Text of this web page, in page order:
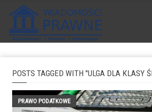
POSTS TAGGED WITH "ULGA DLA KLASY
PRAWO PODATKOWE